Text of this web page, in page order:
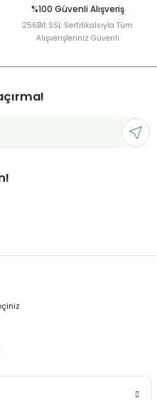
%100 Güvenli Alışveriş
256Bit SSL Sertifikalsıyla Tüm
Alışverişleriniz Güvenli